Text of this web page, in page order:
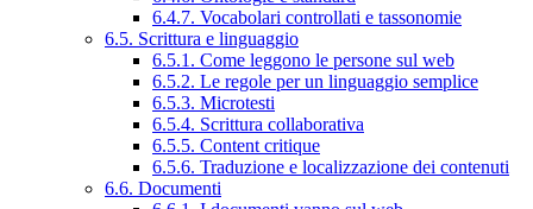
6.4.7. Vocabolari controllati e tassonomie
6.5. Scrittura e linguaggio
6.5.1. Come leggono le persone sul web
6.5.2. Le regole per un linguaggio semplice
6.5.3. Microtesti
6.5.4. Scrittura collaborativa
6.5.5. Content critique
6.5.6. Traduzione e localizzazione dei contenuti
6.6. Documenti